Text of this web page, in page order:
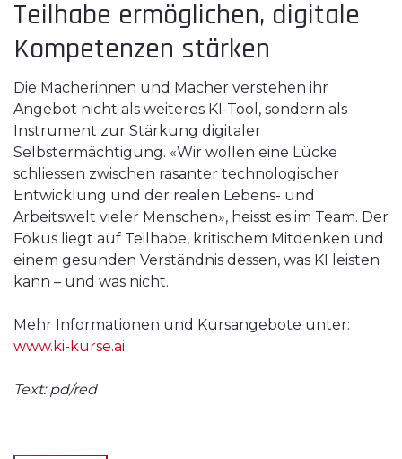
Teilhabe ermöglichen, digitale
Kompetenzen stärken
Die Macherinnen und Macher verstehen ihr
Angebot nicht als weiteres KI-Tool, sondern als
Instrument zur Stärkung digitaler
Selbstermächtigung. «Wir wollen eine Lücke
schliessen zwischen rasanter technologischer
Entwicklung und der realen Lebens- und
Arbeitswelt vieler Menschen», heisst es im Team. Der
Fokus liegt auf Teilhabe, kritischem Mitdenken und
einem gesunden Verständnis dessen, was KI leisten
kann – und was nicht.
Mehr Informationen und Kursangebote unter:
www.ki-kurse.ai
Text: pd/red